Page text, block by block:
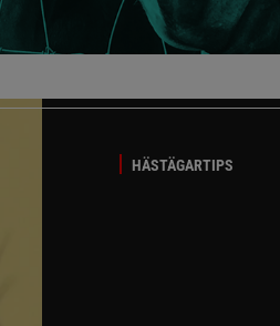
HÄSTÄGARTIPS